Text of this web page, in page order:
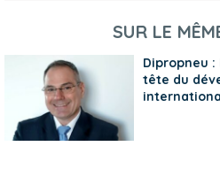
SUR LE
Dipropneu :
tête du